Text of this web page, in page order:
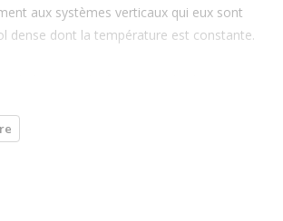
aux systèmes verticaux qui eux sont
dense dont la température est constante.
horizontale devra être plus longue
est moins efficace. Cette information est
par la International Ground Source
(IGSHPA), une organisation à but non
recherche dans le secteur de l'énergie